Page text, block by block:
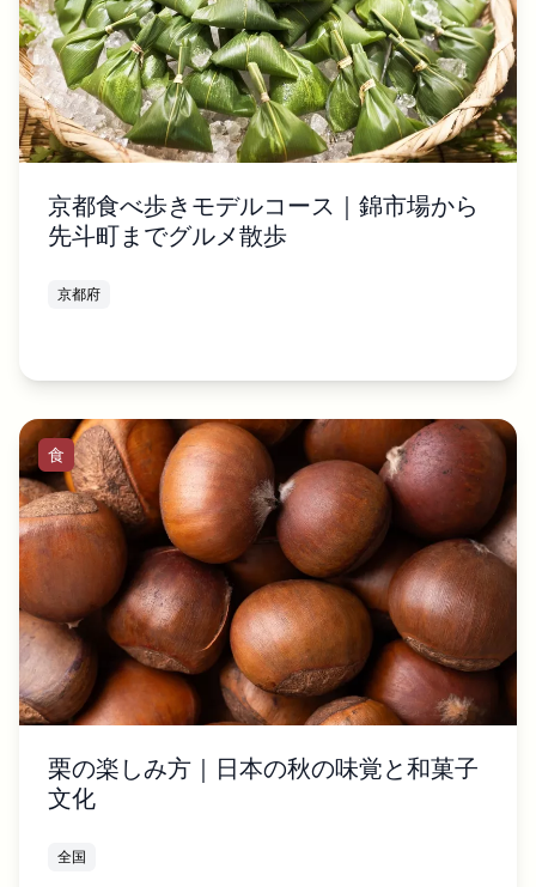
京都食べ歩きモデルコース｜錦市場から
先斗町までグルメ散歩
京都府
食
栗の楽しみ方｜日本の秋の味覚と和菓子
文化
全国